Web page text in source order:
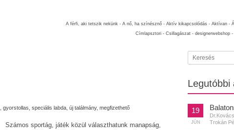
A férfi, aki tetszik nekünk - A nő, ha színésznő - Aktív kikapcsolódás - Aktívan -
Címlapsztori - Csillagászat - designerwebshop -
gyorstollas speciális labda új találmány, megfizethető
Számos sportág, játék közül választhatunk manapság,
Legutóbbi
19
JÚN
Trokán